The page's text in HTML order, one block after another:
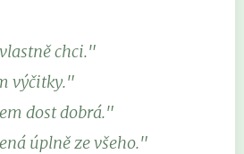
chci."
výčitky."
dost dobrá."
úplně ze všeho."